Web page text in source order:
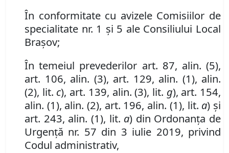
În conformitate cu avizele Comisiilor de
specialitate nr. 1 și 5 ale Consiliului Local
Brașov;
În temeiul prevederilor art. 87, alin. (5),
art. 106, alin. (3), art. 129, alin. (1), alin.
(2), lit. c), art. 139, alin. (3), lit. g), art. 154,
alin. (1), alin. (2), art. 196, alin. (1), lit. a) și
art. 243, alin. (1), lit. a) din Ordonanța de
Urgență nr. 57 din 3 iulie 2019, privind
Codul administrativ,